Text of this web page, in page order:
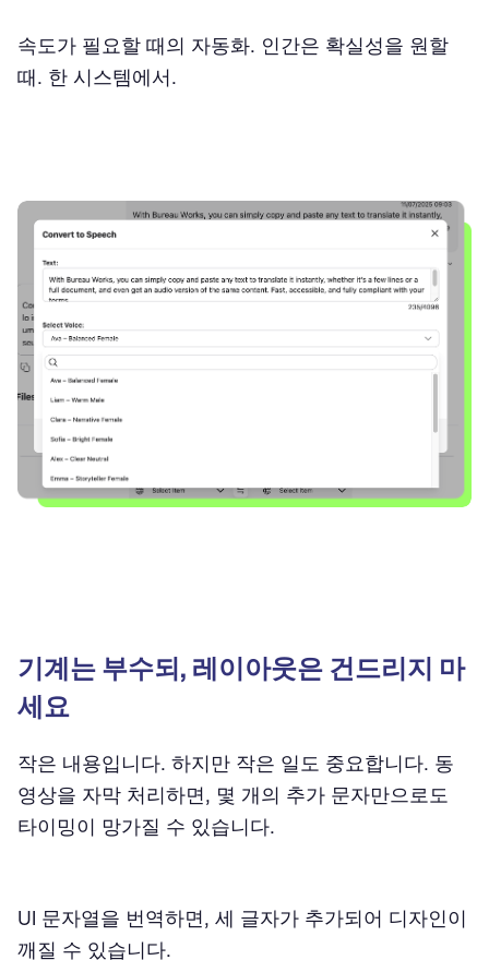
속도가 필요할 때의 자동화. 인간은 확실성을 원할
때. 한 시스템에서.
기계는 부수되, 레이아웃은 건드리지 마
세요
작은 내용입니다. 하지만 작은 일도 중요합니다. 동
영상을 자막 처리하면, 몇 개의 추가 문자만으로도
타이밍이 망가질 수 있습니다.
UI 문자열을 번역하면, 세 글자가 추가되어 디자인이
깨질 수 있습니다.